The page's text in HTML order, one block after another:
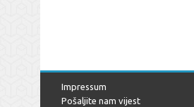
Impressum
Pošaljite nam vijest